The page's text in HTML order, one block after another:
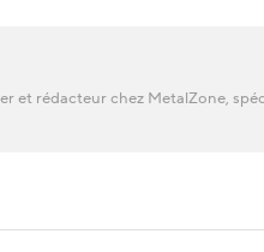
et rédacteur chez MetalZone,